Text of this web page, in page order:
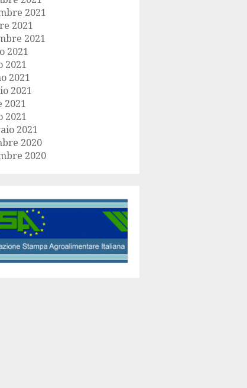
2021
2021
2021
2021
2021
2021
2021
2021
2021
2021
2020
2020